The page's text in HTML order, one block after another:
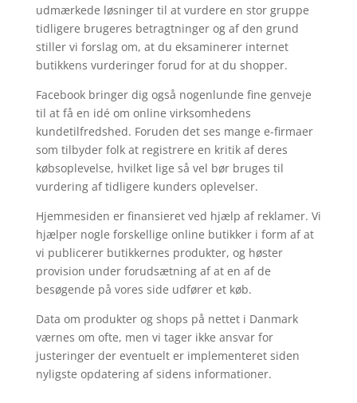
udmærkede løsninger til at vurdere en stor gruppe
tidligere brugeres betragtninger og af den grund
stiller vi forslag om, at du eksaminerer internet
butikkens vurderinger forud for at du shopper.
Facebook bringer dig også nogenlunde fine genveje
til at få en idé om online virksomhedens
kundetilfredshed. Foruden det ses mange e-firmaer
som tilbyder folk at registrere en kritik af deres
købsoplevelse, hvilket lige så vel bør bruges til
vurdering af tidligere kunders oplevelser.
Hjemmesiden er finansieret ved hjælp af reklamer. Vi
hjælper nogle forskellige online butikker i form af at
vi publicerer butikkernes produkter, og høster
provision under forudsætning af at en af de
besøgende på vores side udfører et køb.
Data om produkter og shops på nettet i Danmark
værnes om ofte, men vi tager ikke ansvar for
justeringer der eventuelt er implementeret siden
nyligste opdatering af sidens informationer.